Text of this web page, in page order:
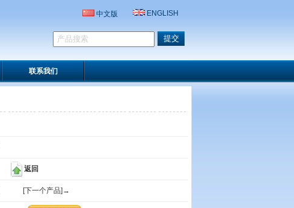
中文版 ENGLISH
联系我们
返回
[下一个产品]→